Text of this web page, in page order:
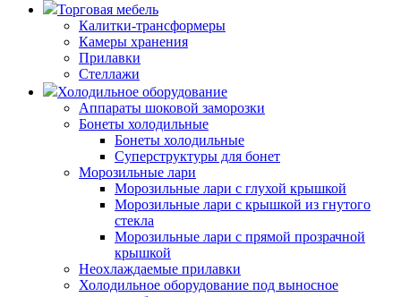
Торговая мебель
Калитки-трансформеры
Камеры хранения
Прилавки
Стеллажи
Холодильное оборудование
Аппараты шоковой заморозки
Бонеты холодильные
Бонеты холодильные
Суперструктуры для бонет
Морозильные лари
Морозильные лари с глухой крышкой
Морозильные лари с крышкой из гнутого
стекла
Морозильные лари с прямой прозрачной
крышкой
Неохлаждаемые прилавки
Холодильное оборудование под выносное